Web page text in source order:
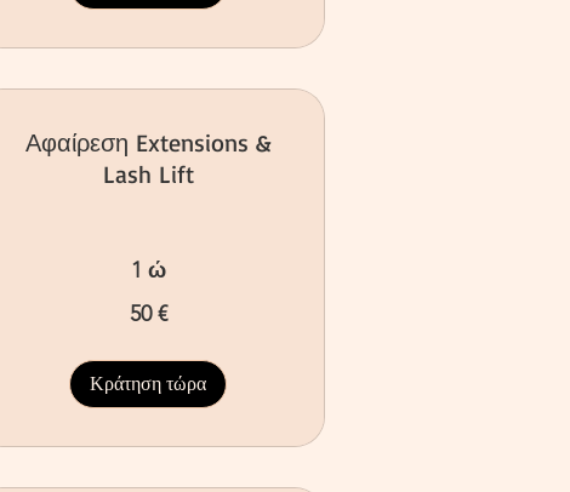
Αφαίρεση Extensions &
Lash Lift
1 ώ
50 €
Κράτηση τώρα